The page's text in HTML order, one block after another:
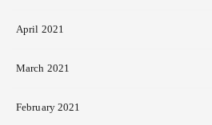
April 2021
March 2021
February 2021